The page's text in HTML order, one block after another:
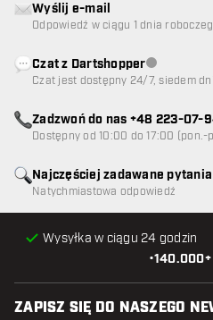
•140.000+
Wysyłka w ciągu 24 godzin
Najczęściej zadawane pytania
Natychmiastowa odpowiedź
Wyślij e-mail
Odpowiedź w ciągu 1 dnia
Czat z DartshopperObsługa
Czat jest dostępny 24/7, siedem
Zadzwoń do nas +48 223-07-
Dostępny od 10:00 do 17:00 (pon.-
ZAPISZ SIĘ DO NASZEGO